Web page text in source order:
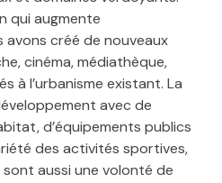
qui augmente
créé de nouveaux
cinéma, médiathèque,
à l’urbanisme existant. La
avec de
d’équipements publics
des activités sportives,
aussi une volonté de